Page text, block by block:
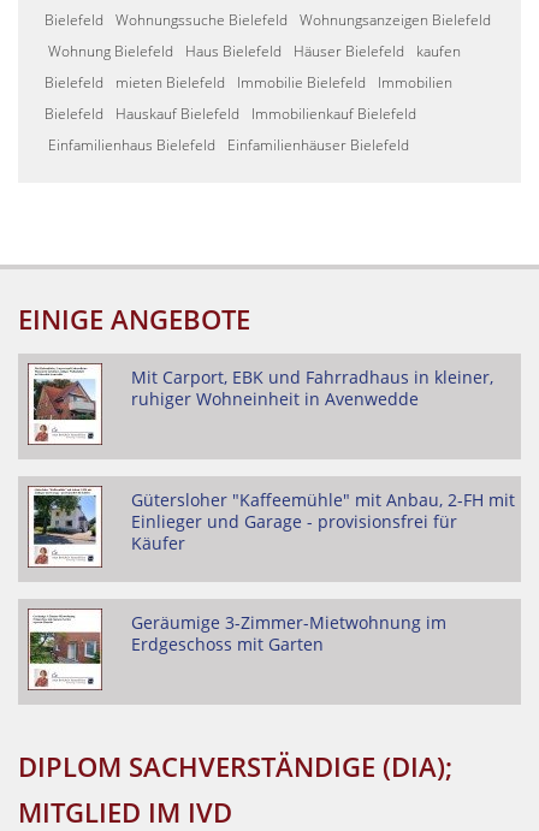
Bielefeld
Wohnungssuche Bielefeld
Wohnungsanzeigen Bielefeld
Wohnung Bielefeld
Haus Bielefeld Häuser Bielefeld
kaufen
Bielefeld
mieten Bielefeld Immobilie Bielefeld
Immobilien
Bielefeld
Hauskauf Bielefeld
Immobilienkauf Bielefeld
Einfamilienhaus Bielefeld
Einfamilienhäuser Bielefeld
EINIGE ANGEBOTE
Mit Carport, EBK und Fahrradhaus in kleiner,
ruhiger Wohneinheit in Avenwedde
Gütersloher "Kaffeemühle" mit Anbau, 2-FH mit
Einlieger und Garage - provisionsfrei für
Käufer
Geräumige 3-Zimmer-Mietwohnung im
Erdgeschoss mit Garten
DIPLOM SACHVERSTÄNDIGE (DIA);
MITGLIED IM IVD